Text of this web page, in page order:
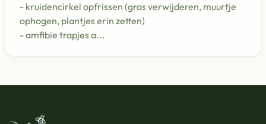
- kruidencirkel opfrissen (gras verwijderen, muurtje
ophogen, plantjes erin zetten)
- amfibie trapjes a...